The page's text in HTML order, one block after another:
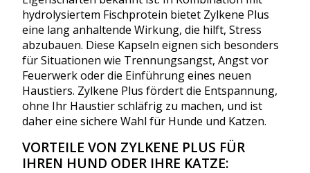
hydrolysiertem Fischprotein bietet Zylkene Plus
eine lang anhaltende Wirkung, die hilft, Stress
abzubauen. Diese Kapseln eignen sich besonders
für Situationen wie Trennungsangst, Angst vor
Feuerwerk oder die Einführung eines neuen
Haustiers. Zylkene Plus fördert die Entspannung,
ohne Ihr Haustier schläfrig zu machen, und ist
daher eine sichere Wahl für Hunde und Katzen.
VORTEILE VON ZYLKENE PLUS FÜR
IHREN HUND ODER IHRE KATZE: